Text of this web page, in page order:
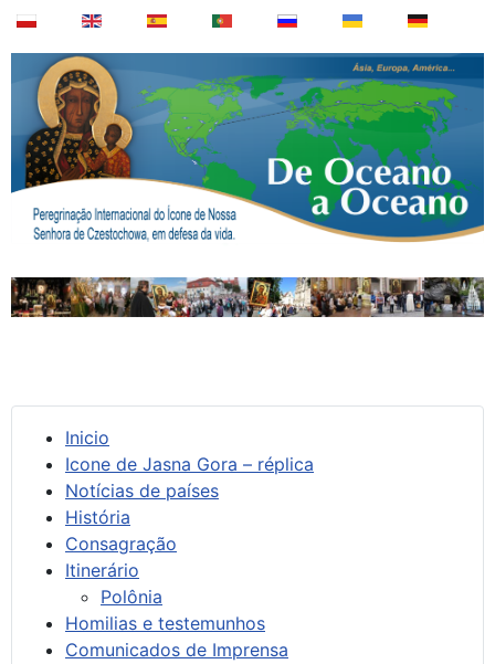
Inicio
Icone de Jasna Gora – réplica
Notícias de países
História
Consagração
Itinerário
Polônia
Homilias e testemunhos
Comunicados de Imprensa